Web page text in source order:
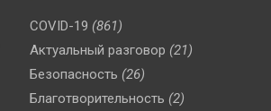
COVID-19 (861)
Актуальный разговор (21)
Безопасность (26)
Благотворительность (2)